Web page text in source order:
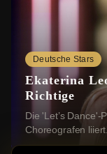
Deutsche Stars
Ekaterina
Richtige
Die 'Let’s
Choreografen
2025 mit einem